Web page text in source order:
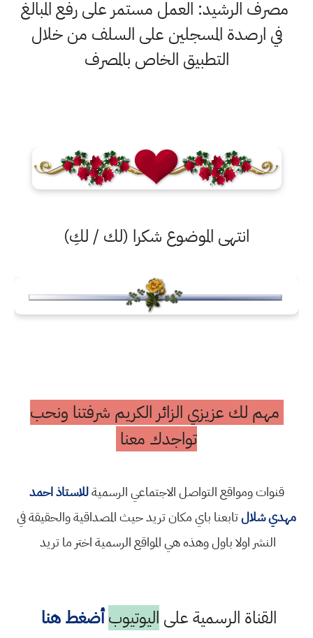
مصرف الرشيد: العمل مستمر على رفع المبالغ
في ارصدة المسجلين على السلف من خلال
التطبيق الخاص بالمصرف
انتهى الموضوع شكرا (لك / لكِ)
مهم لك عزيزي الزائر الكريم شرفتنا ونحب
تواجدك معنا
قنوات ومواقع التواصل الاجتماعي الرسميةللاستاذ احمد
مهدي شلالتابعنا باي مكان تريد حيث المصداقية والحقيقة في
النشر اولا باول وهذه هي المواقع الرسمية اختر ما تريد
القناة الرسمية على اليوتيوب أضغط هنا